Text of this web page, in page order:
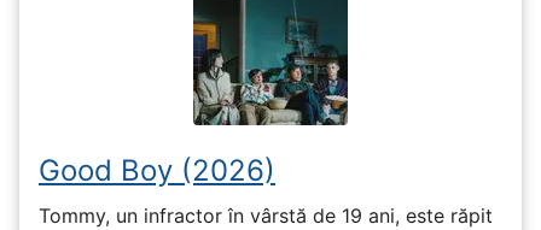
Good Boy (2026)
Tommy, un infractor în vârstă de 19 ani, este răpit